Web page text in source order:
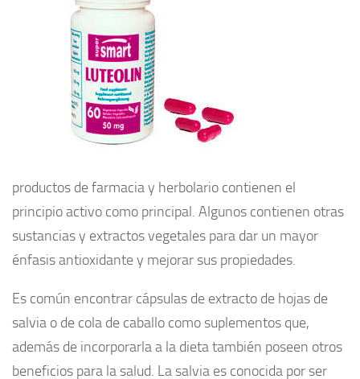
productos de farmacia y herbolario contienen el
principio activo como principal. Algunos contienen otras
sustancias y extractos vegetales para dar un mayor
énfasis antioxidante y mejorar sus propiedades.
Es común encontrar cápsulas de extracto de hojas de
salvia o de cola de caballo como suplementos que,
además de incorporarla a la dieta también poseen otros
beneficios para la salud. La salvia es conocida por ser